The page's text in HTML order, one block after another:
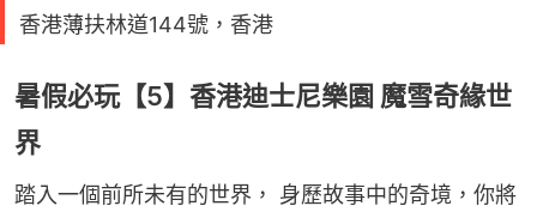
香港薄扶林道144號，香港
暑假必玩【5】香港迪士尼樂園 魔雪奇緣世
界
踏入一個前所未有的世界， 身歷故事中的奇境，你將